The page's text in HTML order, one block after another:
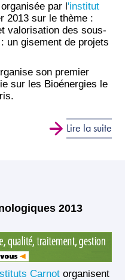
par l'institut
2013 sur le thème :
valorisation des sous-
un gisement de projets
son premier
sur les Bioénergies le
Lire la suite
2013
Carnotorganisent